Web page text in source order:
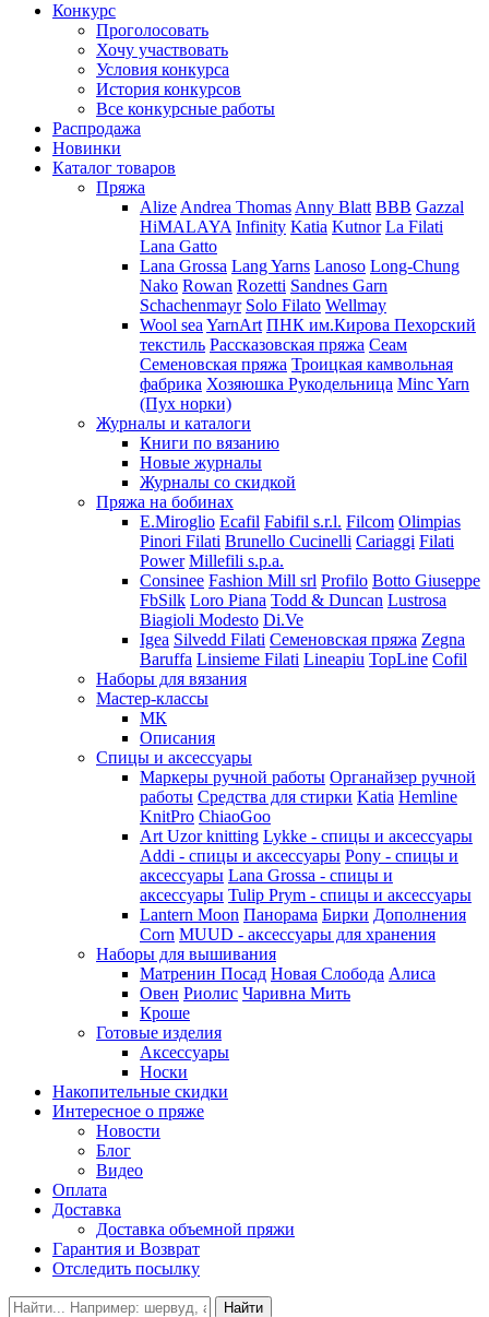
Конкурс
Проголосовать
Хочу участвовать
Условия конкурса
История конкурсов
Все конкурсные работы
Распродажа
Новинки
Каталог товаров
Пряжа
Alize Andrea Thomas Anny Blatt BBB Gazzal
HiMALAYA Infinity Katia Kutnor La Filati
Lana Gatto
Lana Grossa Lang Yarns Lanoso Long-Chung
Nako Rowan Rozetti Sandnes Garn
Schachenmayr Solo Filato Wellmay
Wool sea YarnArt ПНК им.Кирова Пехорский
текстиль Рассказовская пряжа Сеам
Семеновская пряжа Троицкая камвольная
фабрика Хозяюшка Рукодельница Minc Yarn
(Пух норки)
Журналы и каталоги
Книги по вязанию
Новые журналы
Журналы со скидкой
Пряжа на бобинах
E.Miroglio Ecafil Fabifil s.r.l. Filcom Olimpias
Pinori Filati Brunello Cucinelli Cariaggi Filati
Power Millefili s.p.a.
Consinee Fashion Mill srl Profilo Botto Giuseppe
FbSilk Loro Piana Todd & Duncan Lustrosa
Biagioli Modesto Di.Ve
Igea Silvedd Filati Семеновская пряжа Zegna
Baruffa Linsieme Filati Lineapiu TopLine Cofil
Наборы для вязания
Мастер-классы
МК
Описания
Спицы и аксессуары
Маркеры ручной работы Органайзер ручной
работы Средства для стирки Katia Hemline
KnitPro ChiaoGoo
Art Uzor knitting Lykke - спицы и аксессуары
Addi - спицы и аксессуары Pony - спицы и
аксессуары Lana Grossa - спицы и
аксессуары Tulip Prym - спицы и аксессуары
Lantern Moon Панорама Бирки Дополнения
Corn MUUD - аксессуары для хранения
Наборы для вышивания
Матренин Посад Новая Слобода Алиса
Овен Риолис Чаривна Мить
Кроше
Готовые изделия
Аксессуары
Носки
Накопительные скидки
Интересное о пряже
Новости
Блог
Видео
Оплата
Доставка
Доставка объемной пряжи
Гарантия и Возврат
Отследить посылку
Найти